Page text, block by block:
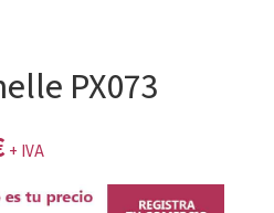
PX073
El
+ IVA